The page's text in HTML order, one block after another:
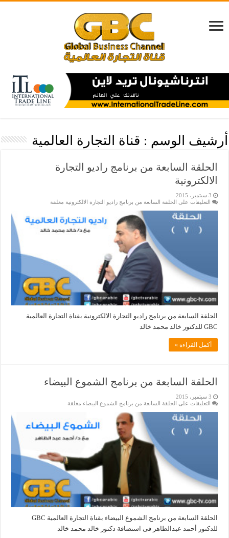
أرشيف الوسم : قناة التجارة العالمية
الحلقة السابعة من برنامج راديو التجارة
الالكترونية
3 سبتمبر، 2015
التعليقات على الحلقة السابعة من برنامج راديو التجارة الالكترونية مغلقة
الحلقة السابعة من برنامج راديو التجارة الالكترونية بقناة التجارة العالمية
GBC للدكتور خالد محمد خالد
أكمل القراءة »
الحلقة السابعة من برنامج الشموع البيضاء
3 سبتمبر، 2015
التعليقات على الحلقة السابعة من برنامج الشموع البيضاء مغلقة
الحلقة السابعة من برنامج الشموع البيضاء بقناة التجارة العالمية GBC
للدكتور أحمد عبدالظاهر فى استضافة دكتور خالد محمد خالد